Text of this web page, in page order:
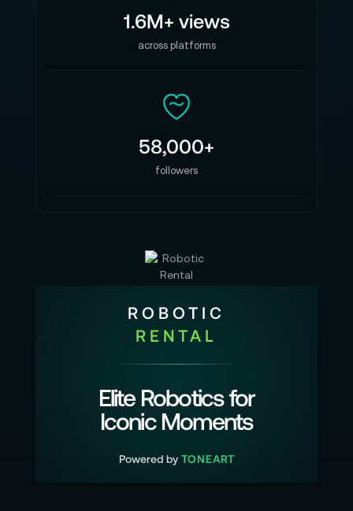
1.6M+ views
across platforms
58,000+
followers
ROBOTIC
RENTAL
Elite Robotics for
Iconic Moments
Powered by TONEART